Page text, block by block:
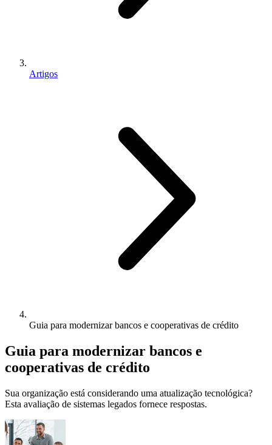
Artigos
Guia para modernizar bancos e cooperativas de crédito
Guia para modernizar bancos e
cooperativas de crédito
Sua organização está considerando uma atualização tecnológica?
Esta avaliação de sistemas legados fornece respostas.